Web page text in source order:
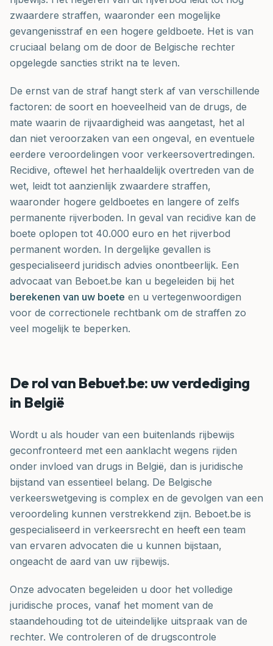
zwaardere straffen, waaronder een mogelijke
gevangenisstraf en een hogere geldboete. Het is van
cruciaal belang om de door de Belgische rechter
opgelegde sancties strikt na te leven.
De ernst van de straf hangt sterk af van verschillende
factoren: de soort en hoeveelheid van de drugs, de
mate waarin de rijvaardigheid was aangetast, het al
dan niet veroorzaken van een ongeval, en eventuele
eerdere veroordelingen voor verkeersovertredingen.
Recidive, oftewel het herhaaldelijk overtreden van de
wet, leidt tot aanzienlijk zwaardere straffen,
waaronder hogere geldboetes en langere of zelfs
permanente rijverboden. In geval van recidive kan de
boete oplopen tot 40.000 euro en het rijverbod
permanent worden. In dergelijke gevallen is
gespecialiseerd juridisch advies onontbeerlijk. Een
advocaat van Beboet.be kan u begeleiden bij het
berekenen van uw boete en u vertegenwoordigen
voor de correctionele rechtbank om de straffen zo
veel mogelijk te beperken.
De rol van Bebuet.be: uw verdediging
in België
Wordt u als houder van een buitenlands rijbewijs
geconfronteerd met een aanklacht wegens rijden
onder invloed van drugs in België, dan is juridische
bijstand van essentieel belang. De Belgische
verkeerswetgeving is complex en de gevolgen van een
veroordeling kunnen verstrekkend zijn. Beboet.be is
gespecialiseerd in verkeersrecht en heeft een team
van ervaren advocaten die u kunnen bijstaan,
ongeacht de aard van uw rijbewijs.
Onze advocaten begeleiden u door het volledige
juridische proces, vanaf het moment van de
staandehouding tot de uiteindelijke uitspraak van de
rechter. We controleren of de drugscontrole